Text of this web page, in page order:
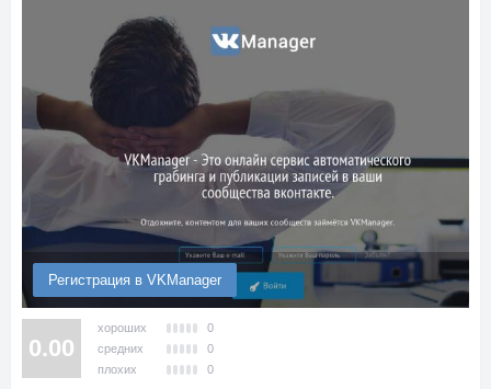
Регистрация в VKManager
0.00
хороших
0
средних
0
плохих
0